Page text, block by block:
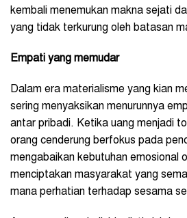
kembali menemukan makna sejati
yang tidak terkurung oleh batasan
Empati yang memudar
Dalam era materialisme yang kian
sering menyaksikan menurunnya
antar pribadi. Ketika uang menjadi
orang cenderung berfokus pada
mengabaikan kebutuhan emosional
menciptakan masyarakat yang
mana perhatian terhadap sesama